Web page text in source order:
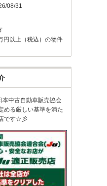
08/31
円以上（税込）の物件
本中古自動車販売協会
める厳しい基準を満た
です☆彡